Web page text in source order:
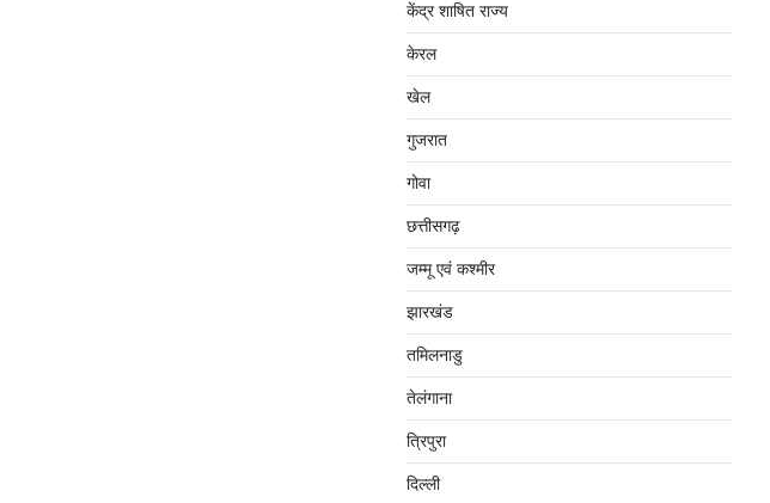
केंद्र शाषित राज्य
केरल
खेल
गुजरात
गोवा
छत्तीसगढ़
जम्‍मू एवं कश्‍मीर
झारखंड
तमिलनाडु
तेलंगाना
त्रिपुरा
दिल्‍ली